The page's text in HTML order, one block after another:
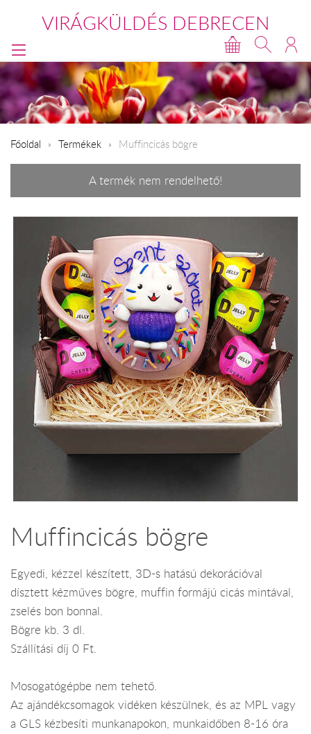
VIRÁGKÜLDÉS DEBRECEN
Főoldal Termékek Muffincicás bögre
A termék nem rendelhető!
Muffincicás bögre
Egyedi, kézzel készített, 3D-s hatású dekorációval
dísztett kézműves bögre, muffin formájú cicás mintával,
zselés bon bonnal.
Bögre kb. 3 dl.
Szállítási díj 0 Ft.
Mosogatógépbe nem tehető.
Az ajándékcsomagok vidéken készülnek, és az MPL vagy
a GLS kézbesíti munkanapokon, munkaidőben 8-16 óra